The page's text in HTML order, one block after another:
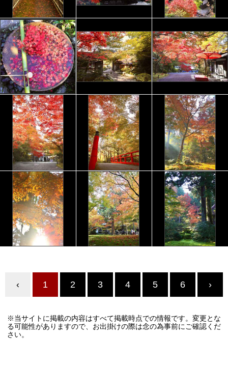
‹ 1 2 3 4 5 6 ›
※当サイトに掲載の内容はすべて掲載時点での情報です。変更とな
る可能性がありますので、お出掛けの際は念の為事前にご確認くだ
さい。